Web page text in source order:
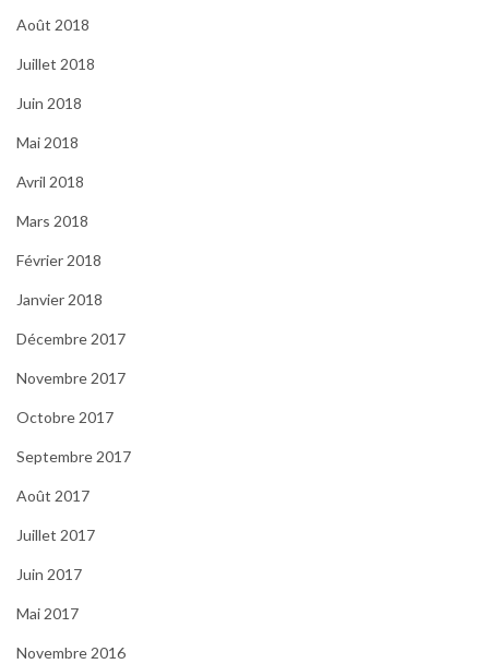
Août 2018
Juillet 2018
Juin 2018
Mai 2018
Avril 2018
Mars 2018
Février 2018
Janvier 2018
Décembre 2017
Novembre 2017
Octobre 2017
Septembre 2017
Août 2017
Juillet 2017
Juin 2017
Mai 2017
Novembre 2016